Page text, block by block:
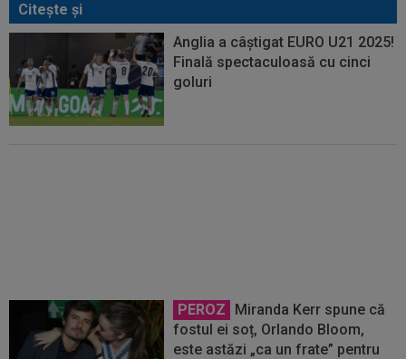
Citeşte şi
Anglia a câștigat EURO U21 2025!
Finală spectaculoasă cu cinci
goluri
PEROZ
Miranda Kerr spune că
fostul ei soț, Orlando Bloom,
este astăzi „ca un frate” pentru